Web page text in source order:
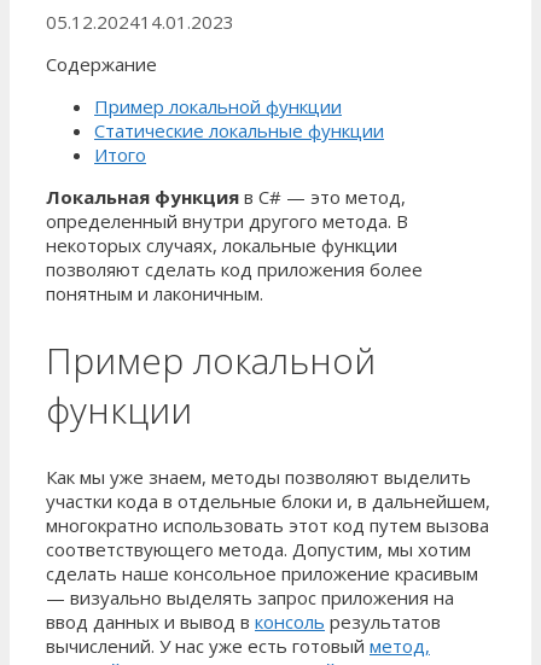
05.12.202414.01.2023
Содержание
Пример локальной функции
Статические локальные функции
Итого
Локальная функция в C# — это метод,
определенный внутри другого метода. В
некоторых случаях, локальные функции
позволяют сделать код приложения более
понятным и лаконичным.
Пример локальной
функции
Как мы уже знаем, методы позволяют выделить
участки кода в отдельные блоки и, в дальнейшем,
многократно использовать этот код путем вызова
соответствующего метода. Допустим, мы хотим
сделать наше консольное приложение красивым
— визуально выделять запрос приложения на
ввод данных и вывод в консоль результатов
вычислений. У нас уже есть готовый метод,